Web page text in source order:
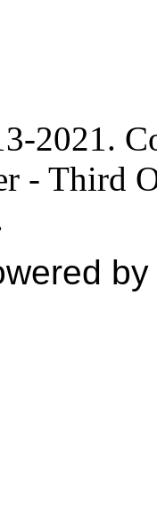
2021.
- Third